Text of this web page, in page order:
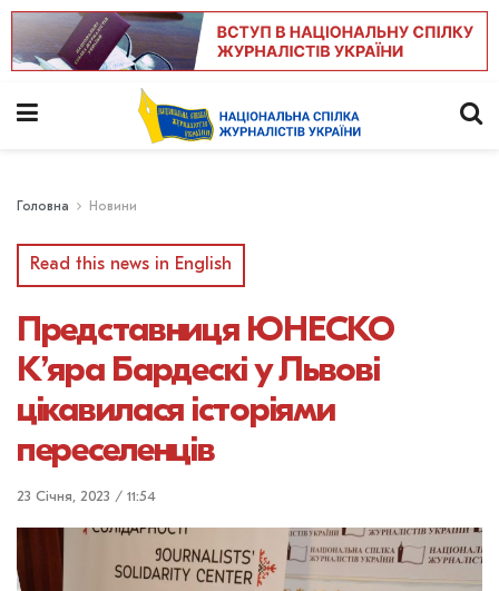
Головна Новини
Read this news in English
Представниця ЮНЕСКО
К’яра Бардескі у Львові
цікавилася історіями
переселенців
23 Січня, 2023 / 11:54